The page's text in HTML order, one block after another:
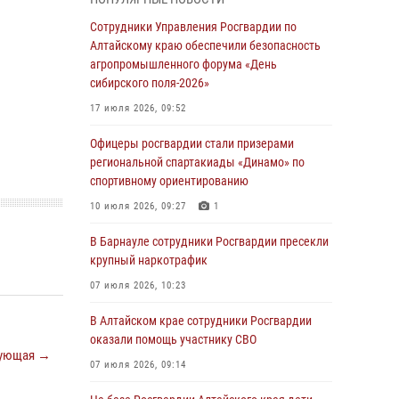
→
бойцы ОМОН «Алтай» провели военно-
патриотическое мероприятие для детей в
лагере «Звёздный»
05 июля 2026, 11:13
Росгвардия Алтайского края приняла участие
храбрости»
04 июля 2026, 11:09
Сотрудники Росгвардии провели встречу с
«Каникулы с Росгвардией»
03 июля 2026, 04:03
провело для детей экскурсию на теплоходе в
рамках акции «Каникулы с Росгвардией»
02 июля 2026, 00:55
Сотрудники Управления Росгвардии по
Алтайскому краю обеспечили безопасность
агропромышленного форума «День
сибирского поля-2026»
17 июля 2026, 09:52
Офицеры росгвардии стали призерами
региональной спартакиады «Динамо» по
спортивному ориентированию
10 июля 2026, 09:27 1
В Барнауле сотрудники Росгвардии пресекли
крупный наркотрафик
07 июля 2026, 10:23
В Алтайском крае сотрудники Росгвардии
оказали помощь участнику СВО
07 июля 2026, 09:14